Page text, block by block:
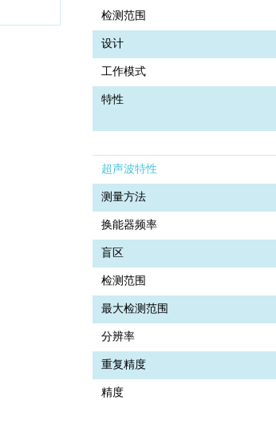
检测范围
设计
工作模式
特性
超声波特性
测量方法
换能器频率
盲区
检测范围
最大检测范围
分辨率
重复精度
精度